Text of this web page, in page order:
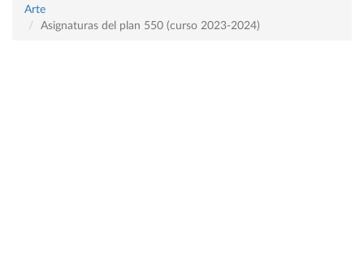
Arte
Asignaturas del plan 550 (curso 2023-2024)